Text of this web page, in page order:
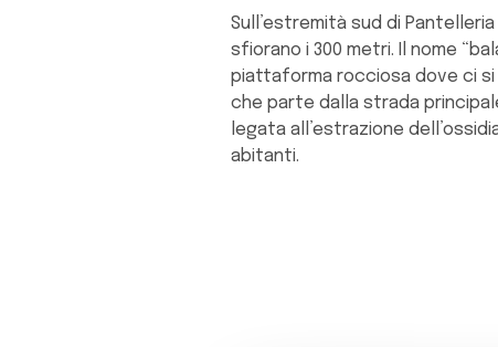
Sull’estremità sud di
sfiorano i 300 metri. Il nome
piattaforma rocciosa dove ci
che parte dalla strada
legata all’estrazione
abitanti.